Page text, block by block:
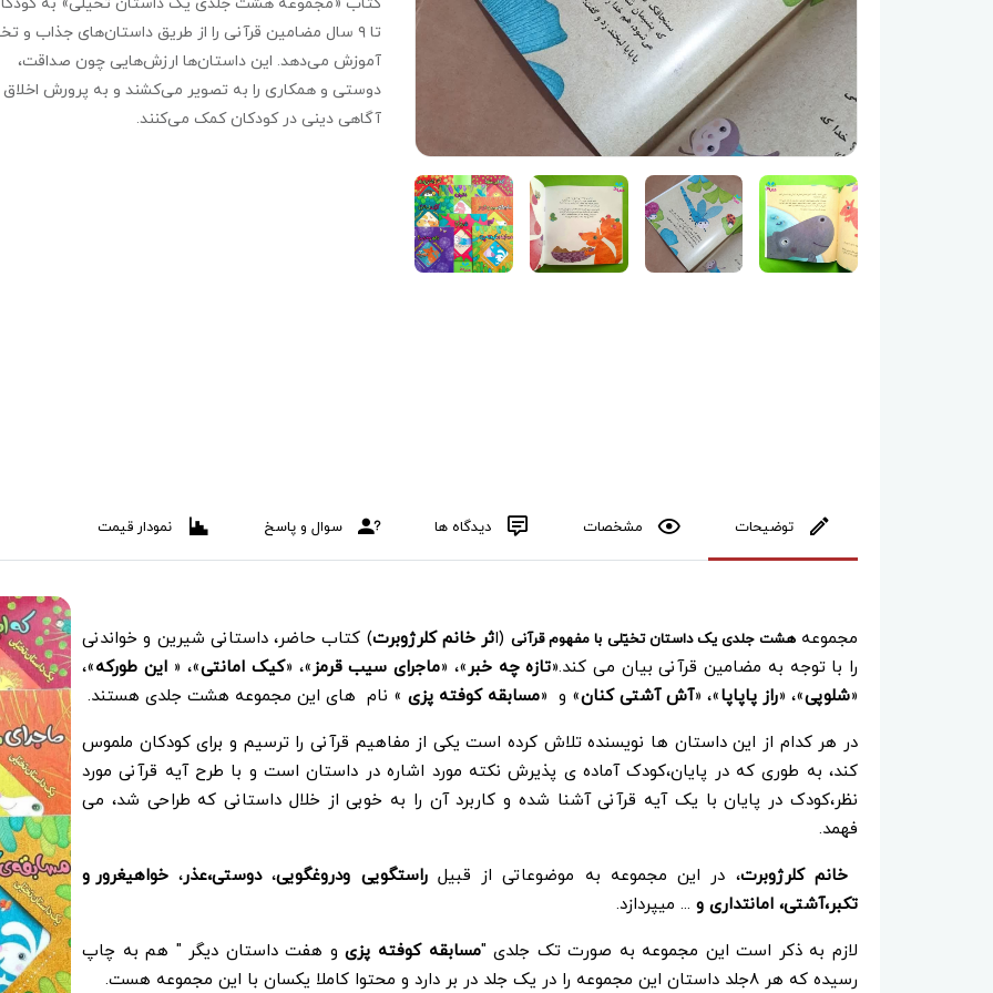
تا ۹ سال مضامین قرآنی را از طریق داستان‌های جذاب و
آموزش می‌دهد. این داستان‌ها ارزش‌هایی چون صداقت،
دوستی و همکاری را به تصویر می‌کشند و به پرورش اخلاق
آگاهی دینی در کودکان کمک می‌کنند.
توضیحات مشخصات دیدگاه ها سوال و پاسخ نمودار قیمت
مجموعههشت جلدی یک داستان تخیّلی با مفهوم قرآنی (اثر خانم کلرژوبرت) کتاب حاضر، داستانی شیرین و خواندنی
را با توجه به مضامین قرآنی بیان می کند.«تازه چه خبر»، «ماجرای سیب قرمز»، «کیک امانتی»، « این طورکه»،
«شلوپی»، «راز پاپاپا»، «آش آشتی کنان» و «مسابقه کوفته پزی » نام های این مجموعه هشت جلدی هستند.
در هر کدام از این داستان ها نویسنده تلاش کرده است یکی از مفاهیم قرآنی را ترسیم و برای کودکان ملموس
کند، به طوری که در پایان،کودک آماده ی پذیرش نکته مورد اشاره در داستان است و با طرح آیه قرآنی مورد
نظر،کودک در پایان با یک آیه قرآنی آشنا شده و کاربرد آن را به خوبی از خلال داستانی که طراحی شد، می
فهمد.
خانم کلرژوبرت، در این مجموعه به موضوعاتی از قبیل راستگویی ودروغگویی،دوستی،عذر، خواهیغرور و
تکبر،آشتی، امانتداری و ... می‎پردازد.
لازم به ذکر است این مجموعه به صورت تک جلدی "مسابقه کوفته پزیو هفت داستان دیگر " هم به چاپ
رسیده که هر ۸جلد داستان این مجموعه را در یک جلد در بر دارد و محتوا کاملا یکسان با این مجموعه هست.